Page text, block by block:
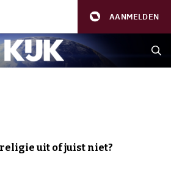
AANMELDEN
uit of juist niet?